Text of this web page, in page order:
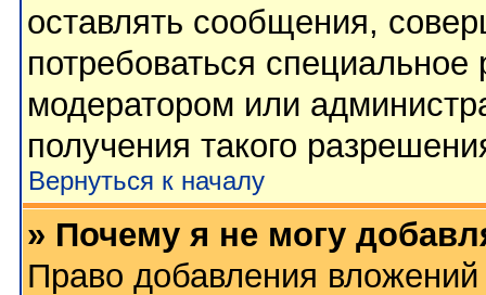
оставлять сообщения,
потребоваться
модератором или
получения такого
Вернуться к началу
» Почему я не могу
Право добавления